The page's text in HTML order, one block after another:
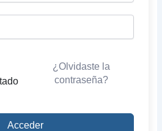
¿Olvidaste la
contraseña?
Acceder